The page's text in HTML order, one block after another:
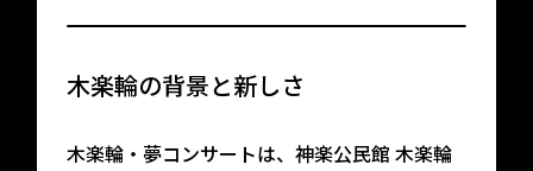
木楽輪の背景と新しさ
木楽輪・夢コンサートは、神楽公民館 木楽輪